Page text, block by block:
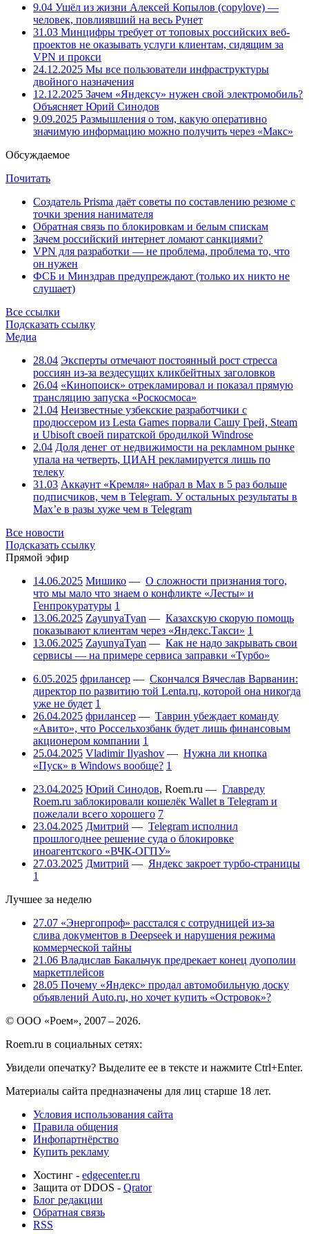
9.04 Ушёл из жизни Алексей Копылов (copylove) —
человек, повлиявший на весь Рунет
31.03 Минцифры требует от топовых российских веб-
проектов не оказывать услуги клиентам, сидящим за
VPN и прокси
24.12.2025 Мы все пользователи инфраструктуры
двойного назначения
12.12.2025 Зачем «Яндексу» нужен свой электромобиль?
Объясняет Юрий Синодов
9.09.2025 Размышления о том, какую оперативно
значимую информацию можно получить через «Макс»
Обсуждаемое
Почитать
Создатель Prisma даёт советы по составлению резюме с
точки зрения нанимателя
Обратная связь по блокировкам и белым спискам
Зачем российский интернет ломают санкциями?
VPN для разработки — не проблема, проблема то, что
он нужен
ФСБ и Минздрав предупреждают (только их никто не
слушает)
Все ссылки
Подсказать ссылку
Медиа
28.04 Эксперты отмечают постоянный рост стресса
россиян из-за вездесущих кликбейтных заголовков
26.04 «Кинопоиск» отрекламировал и показал прямую
трансляцию запуска «Роскосмоса»
21.04 Неизвестные узбекские разработчики с
продюссером из Lesta Games порвали Сашу Грей, Steam
и Ubisoft своей пиратской бродилкой Windrose
2.04 Доля денег от недвижимости на рекламном рынке
упала на четверть, ЦИАН рекламируется лишь по
телеку
31.03 Аккаунт «Кремля» набрал в Max в 5 раз больше
подписчиков, чем в Telegram. У остальных результаты в
Max’е в разы хуже чем в Telegram
Все новости
Подсказать ссылку
Прямой эфир
14.06.2025 Мишико — О сложности признания того,
что мы мало что знаем о конфликте «Лесты» и
Генпрокуратуры 1
13.06.2025 ZayunyaTyan — Казахскую скорую помощь
показывают клиентам через «Яндекс.Такси» 1
13.06.2025 ZayunyaTyan — Как не надо закрывать свои
сервисы — на примере сервиса заправки «Турбо»
6.05.2025 фрилансер — Скончался Вячеслав Варванин:
директор по развитию той Lenta.ru, которой она никогда
уже не будет 1
26.04.2025 фрилансер — Таврин убеждает команду
«Авито», что Россельхозбанк будет лишь финансовым
акционером компании 1
25.04.2025 Vladimir Ilyashov — Нужна ли кнопка
«Пуск» в Windows вообще? 1
23.04.2025 Юрий Синодов, Roem.ru — Главреду
Roem.ru заблокировали кошелёк Wallet в Telegram и
пожелали всего хорошего 7
23.04.2025 Дмитрий — Telegram исполнил
прошлогоднее решение суда о блокировке
иноагентского «ВЧК-ОГПУ»
27.03.2025 Дмитрий — Яндекс закроет турбо-страницы
1
Лучшее за неделю
27.07 «Энергопроф» расстался с сотрудницей из-за
слива документов в Deepseek и нарушения режима
коммерческой тайны
21.06 Владислав Бакальчук предрекает конец дуополии
маркетплейсов
28.05 Почему «Яндекс» продал автомобильную доску
объявлений Auto.ru, но хочет купить «Островок»?
© ООО «Роем», 2007 – 2026.
Roem.ru в социальных сетях:
Увидели опечатку? Выделите ее в тексте и нажмите Ctrl+Enter.
Материалы сайта предназначены для лиц старше 18 лет.
Условия использования сайта
Правила общения
Инфопартнёрство
Купить рекламу
Хостинг - edgecenter.ru
Защита от DDOS - Qrator
Блог редакции
Обратная связь
RSS